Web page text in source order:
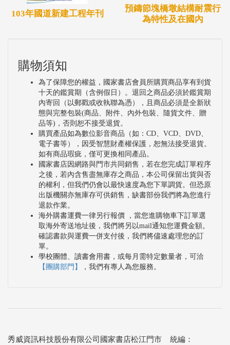
103年國道新建工程年刊
預鑄節塊橋墩結構耐震行
為特性及在國內
購物須知
為了保障您的權益，國家書店會員所購買商品享有到貨
十天的鑑賞期（含例假日）。退回之商品必須於鑑賞期
內寄回（以郵戳或收執聯為憑），且商品必須是全新狀
態與完整包裝(商品、附件、內外包裝、隨貨文件、贈
品等)，否則恕不接受退貨。
購買產品如為數位影音商品（如：CD、VCD、DVD、
電子書等），因受智慧財產權保護，恕無法接受退貨。
如有商品瑕疵，僅可更換相同產品。
國家書店因網路與門市共同銷售，若在您完成訂單程序
之後，若內含售盡無庫存之商品，本公司保留出貨與否
的權利，但我們仍會以最快速度為您下單調貨。但恐原
出版機關亦無庫存可供銷售，缺書部份我們將為您進行
退款作業。
海外購書運費一律另行報價 ，當您進購物車下訂單選
取海外寄送地址後，我們將另以mail通知您運費金額。
確認書款與運費一併支付後，我們將儘速處理您的訂
單。
學校團體、讀書會用書，或每月需特定數量者，可洽
【團購部門】
，我們有專人為您服務。
秀威資訊科技股份有限公司國家書店松江門市 統編：